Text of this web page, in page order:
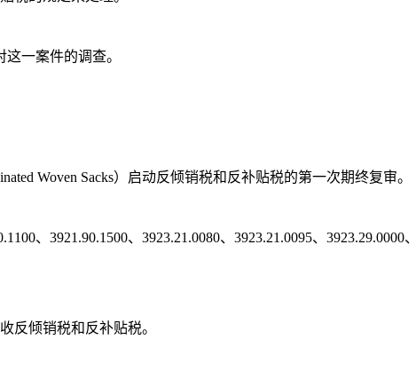
一案件的调查。
Woven Sacks）启动反倾销税和反补贴税的第一次期终复审。
、3921.90.1500、3923.21.0080、3923.21.0095、3923.29.0000、
反倾销税和反补贴税。